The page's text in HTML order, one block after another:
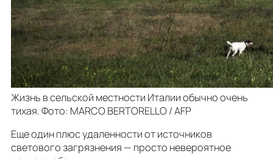
Жизнь в сельской местности Италии обычно очень
тихая. Фото: MARCO BERTORELLO / AFP
Еще один плюс удаленности от источников
светового загрязнения — просто невероятное